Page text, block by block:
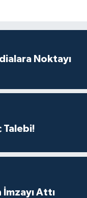
Noktayı
Talebi!
İmzayı Attı